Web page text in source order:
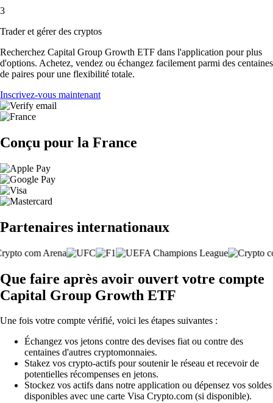
3
Trader et gérer des cryptos
Recherchez Capital Group Growth ETF dans l'application pour plus
d'options. Achetez, vendez ou échangez facilement parmi des centaines
de paires pour une flexibilité totale.
Inscrivez-vous maintenant
Conçu pour la France
Partenaires internationaux
Que faire après avoir ouvert votre compte
Capital Group Growth ETF
Une fois votre compte vérifié, voici les étapes suivantes :
Échangez vos jetons contre des devises fiat ou contre des
centaines d'autres cryptomonnaies.
Stakez vos crypto-actifs pour soutenir le réseau et recevoir de
potentielles récompenses en jetons.
Stockez vos actifs dans notre application ou dépensez vos soldes
disponibles avec une carte Visa Crypto.com (si disponible).